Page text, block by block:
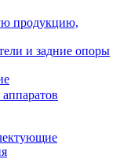
продукцию,
и задние опоры